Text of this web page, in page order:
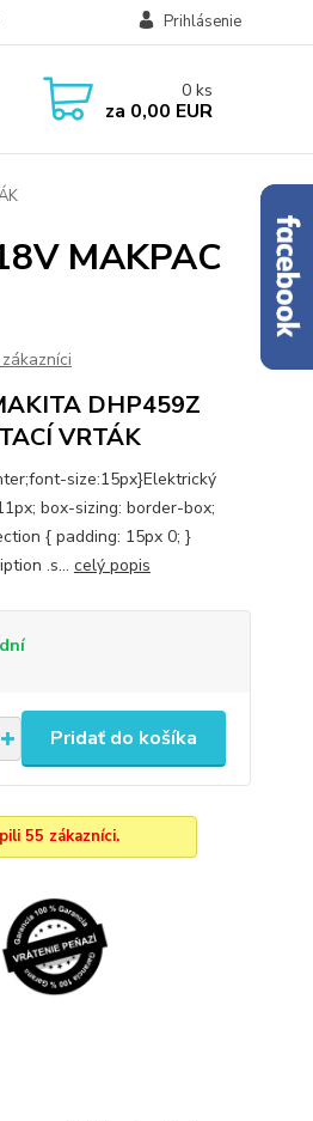
Prihlásenie
0 ks
za 0,00 EUR
​​MAKPAC
DHP459Z
VRTÁK
size:15px}Elektrický
box-sizing: border-box;
{ padding: 15px 0; }
.s... celý popis
Pridať do košíka
55 zákazníci.